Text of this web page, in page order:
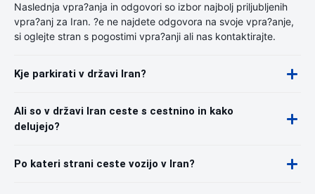
Naslednja vpra?anja in odgovori so izbor najbolj priljubljenih
vpra?anj za Iran. ?e ne najdete odgovora na svoje vpra?anje,
si oglejte stran s pogostimi vpra?anji ali nas kontaktirajte.
Kje parkirati v državi Iran?
Ali so v državi Iran ceste s cestnino in kako
delujejo?
Po kateri strani ceste vozijo v Iran?